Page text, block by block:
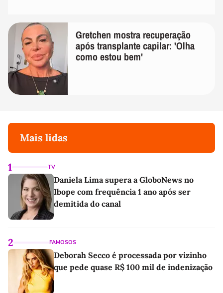
Gretchen mostra recuperação
após transplante capilar: 'Olha
como estou bem'
Mais lidas
1 TV
Daniela Lima supera a GloboNews no
Ibope com frequência 1 ano após ser
demitida do canal
2 FAMOSOS
Deborah Secco é processada por vizinho
que pede quase R$ 100 mil de indenização